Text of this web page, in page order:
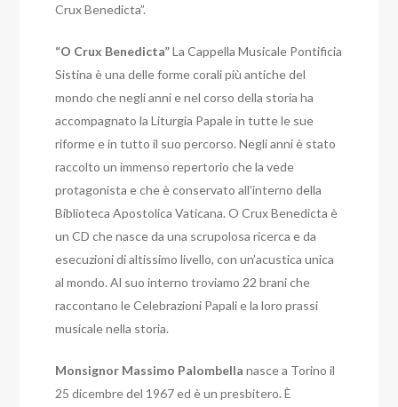
Crux Benedicta”.
“O Crux Benedicta”La Cappella Musicale Pontificia
Sistina è una delle forme corali più antiche del
mondo che negli anni e nel corso della storia ha
accompagnato la Liturgia Papale in tutte le sue
riforme e in tutto il suo percorso. Negli anni è stato
raccolto un immenso repertorio che la vede
protagonista e che è conservato all’interno della
Biblioteca Apostolica Vaticana. O Crux Benedicta è
un CD che nasce da una scrupolosa ricerca e da
esecuzioni di altissimo livello, con un’acustica unica
al mondo. Al suo interno troviamo 22 brani che
raccontano le Celebrazioni Papali e la loro prassi
musicale nella storia.
Monsignor Massimo Palombella nasce a Torino il
25 dicembre del 1967 ed è un presbitero. È